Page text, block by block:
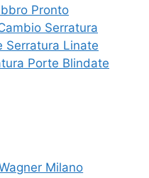
Pronto
Serratura
Serratura Linate
Porte Blindate
Milano